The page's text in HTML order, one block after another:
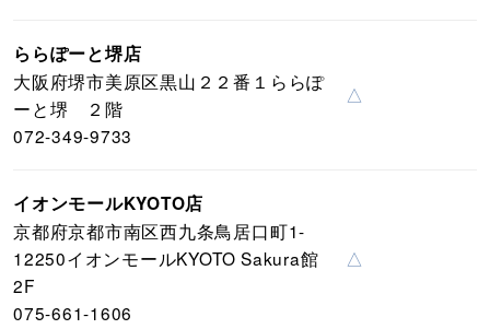
ららぽーと堺店
大阪府堺市美原区黒山２２番１ららぽ
ーと堺 ２階
072-349-9733
△
イオンモールKYOTO店
京都府京都市南区西九条鳥居口町1-
12250イオンモールKYOTO Sakura館
2F
075-661-1606
△